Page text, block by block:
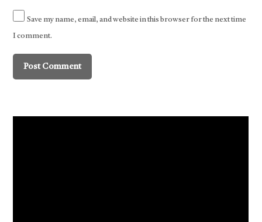
Save my name, email, and website in this browser for the next time
I comment.